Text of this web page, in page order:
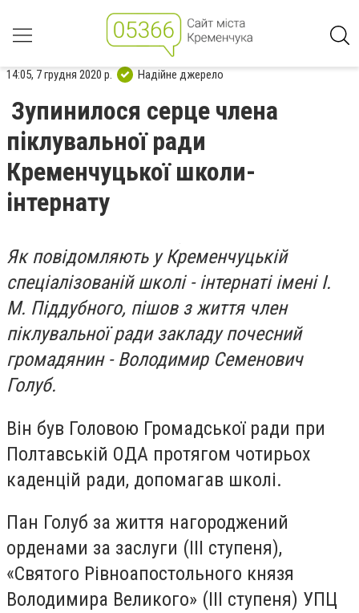
14:05, 7 грудня 2020 р. Надійне джерело
Зупинилося серце члена
піклувальної ради
Кременчуцької школи-
інтернату
Як повідомляють у Кременчуцькій
спеціалізованій школі - інтернаті імені І.
М. Піддубного, пішов з життя член
піклувальної ради закладу почесний
громадянин - Володимир Семенович
Голуб.
Він був Головою Громадської ради при
Полтавській ОДА протягом чотирьох
каденцій ради, допомагав школі.
Пан Голуб за життя нагороджений
орденами за заслуги (ІІІ ступеня),
«Святого Рівноапостольного князя
Володимира Великого» (ІІІ ступеня) УПЦ